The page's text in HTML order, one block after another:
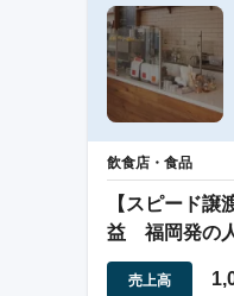
飲食店・食品
【スピード譲
益 福岡発の
くの好立地
売上高